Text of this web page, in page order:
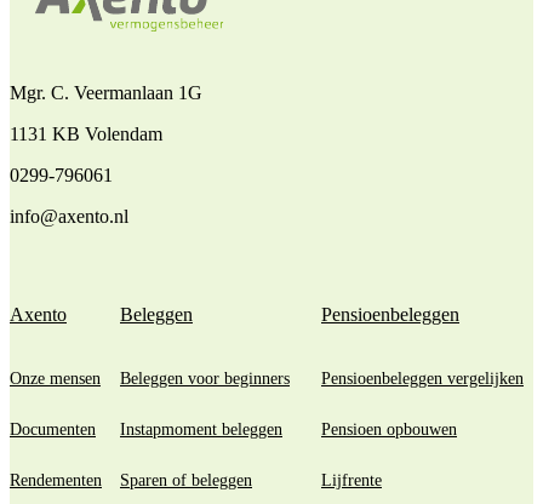
Mgr. C. Veermanlaan 1G
1131 KB Volendam
0299-796061
info@axento.nl
Axento
Onze mensen
Documenten
Rendementen
Beleggen
Beleggen voor beginners
Instapmoment beleggen
Sparen of beleggen
Pensioenbeleggen
Pensioenbeleggen vergelijken
Pensioen opbouwen
Lijfrente